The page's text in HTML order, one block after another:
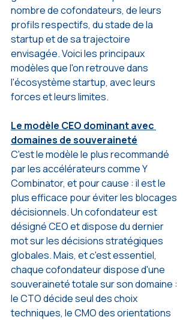
nombre de cofondateurs, de leurs
profils respectifs, du stade de la
startup et de sa trajectoire
envisagée. Voici les principaux
modèles que l'on retrouve dans
l'écosystème startup, avec leurs
forces et leurs limites.
Le modèle CEO dominant avec
domaines de souveraineté
C'est le modèle le plus recommandé
par les accélérateurs comme Y
Combinator, et pour cause : il est le
plus efficace pour éviter les blocages
décisionnels. Un cofondateur est
désigné CEO et dispose du dernier
mot sur les décisions stratégiques
globales. Mais, et c'est essentiel,
chaque cofondateur dispose d'une
souveraineté totale sur son domaine :
le CTO décide seul des choix
techniques, le CMO des orientations